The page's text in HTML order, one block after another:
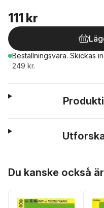
111 kr
Beställningsvara. Skickas
249 kr.
Du kanske också